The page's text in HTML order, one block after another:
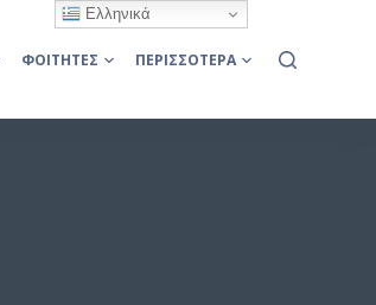
ΦΟΙΤΗΤΈΣ ΠΕΡΙΣΣΌΤΕΡΑ
Ελληνικά